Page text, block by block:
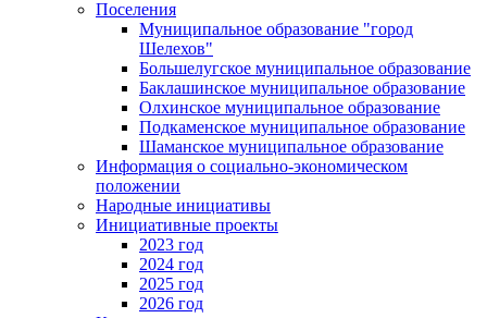
Поселения
Муниципальное образование "город
Шелехов"
Большелугское муниципальное образование
Баклашинское муниципальное образование
Олхинское муниципальное образование
Подкаменское муниципальное образование
Шаманское муниципальное образование
Информация о социально-экономическом
положении
Народные инициативы
Инициативные проекты
2023 год
2024 год
2025 год
2026 год